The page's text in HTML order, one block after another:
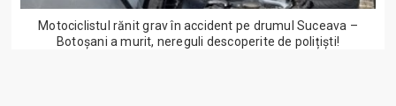
Motociclistul rănit grav în accident pe drumul Suceava –
Botoșani a murit, nereguli descoperite de polițiști!